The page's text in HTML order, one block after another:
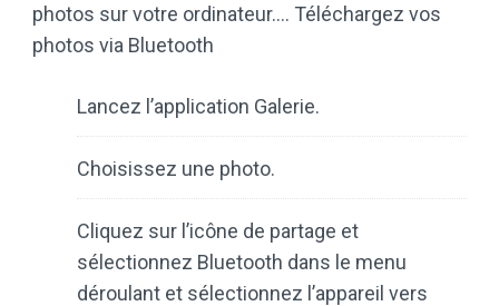
photos sur votre ordinateur…. Téléchargez vos
photos via Bluetooth
Lancez l’application Galerie.
Choisissez une photo.
Cliquez sur l’icône de partage et
sélectionnez Bluetooth dans le menu
déroulant et sélectionnez l’appareil vers